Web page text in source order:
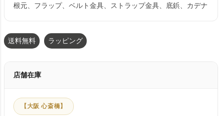
根元、フラップ、ベルト金具、ストラップ金具、底鋲、カデナ
送料無料 ラッピング
店舗在庫
【大阪 心斎橋】